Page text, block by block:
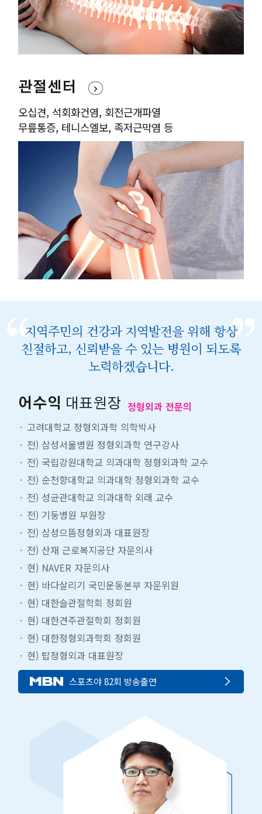
관절센터
오십견, 석회화건염, 회전근개파열
무릎통증, 테니스엘보, 족저근막염 등
지역주민의 건강과 지역발전을 위해 항상
친절하고, 신뢰받을 수 있는 병원이 되도록
노력하겠습니다.
어수익 대표원장 정형외과 전문의
고려대학교 정형외과학 의학박사
전) 삼성서울병원 정형외과학 연구강사
전) 국립강원대학교 의과대학 정형외과학 교수
전) 순천향대학교 의과대학 정형외과학 교수
전) 성균관대학교 의과대학 외래 교수
전) 기둥병원 부원장
전) 삼성으뜸정형외과 대표원장
전) 산재 근로복지공단 자문의사
현) NAVER 자문의사
현) 바다살리기 국민운동본부 자문위원
현) 대한슬관절학회 정회원
현) 대한견주관절학회 정회원
현) 대한정형외과학회 정회원
현) 탑정형외과 대표원장
스포츠야 82회 방송출연